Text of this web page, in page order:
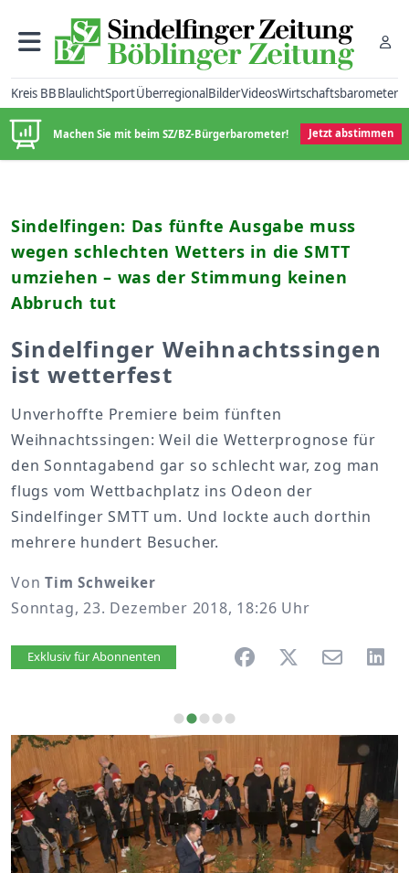
Kreis BBBlaulichtSportÜberregionalBilderVideosWirtschaftsbarometer
Machen Sie mit beim SZ/BZ-Bürgerbarometer! Jetzt abstimmen
Sindelfingen: Das fünfte Ausgabe muss
wegen schlechten Wetters in die SMTT
umziehen – was der Stimmung keinen
Abbruch tut
Sindelfinger Weihnachtssingen
ist wetterfest
Unverhoffte Premiere beim fünften
Weihnachtssingen: Weil die Wetterprognose für
den Sonntagabend gar so schlecht war, zog man
flugs vom Wettbachplatz ins Odeon der
Sindelfinger SMTT um. Und lockte auch dorthin
mehrere hundert Besucher.
VonTim Schweiker
Sonntag, 23. Dezember 2018, 18:26 Uhr
Artikel vorlesen
Exklusiv für Abonnenten